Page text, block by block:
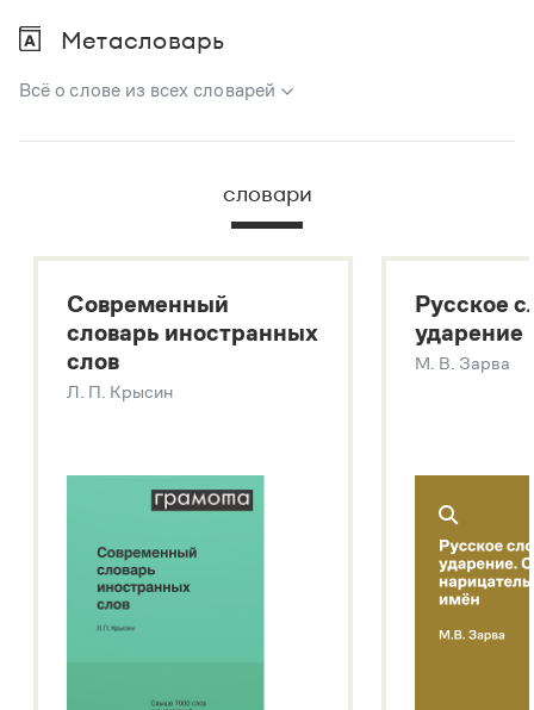
Метасловарь
Всё о слове из всех словарей
В метасловаре Грамоты в удобном виде собрана вся
Русский орфографический словарь
Большой толковый словарь русских глаголов
Современный словарь иностранных слов
Звук – технология синтеза платформы
SaluteSpeech
словари
Современный
словарь иностранных
слов
Л. П. Крысин
Русское
ударение
М. В. Зарва